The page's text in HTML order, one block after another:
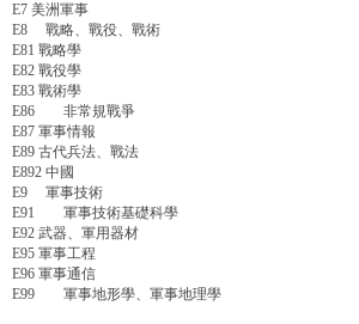
E7 美洲軍事
E8 戰略、戰役、戰術
E81 戰略學
E82 戰役學
E83 戰術學
E86 非常規戰爭
E87 軍事情報
E89 古代兵法、戰法
E892 中國
E9 軍事技術
E91 軍事技術基礎科學
E92 武器、軍用器材
E95 軍事工程
E96 軍事通信
E99 軍事地形學、軍事地理學